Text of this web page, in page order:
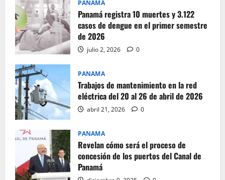
PANAMA
Panamá registra 10 muertes y 3.122
casos de dengue en el primer semestre
de 2026
julio 2, 2026 0
PANAMA
Trabajos de mantenimiento en la red
eléctrica del 20 al 26 de abril de 2026
abril 21, 2026 0
PANAMA
Revelan cómo será el proceso de
concesión de los puertos del Canal de
Panamá